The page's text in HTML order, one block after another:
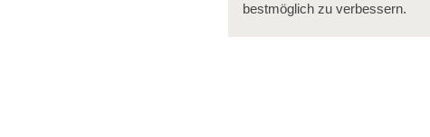
bestmöglich zu verbessern.